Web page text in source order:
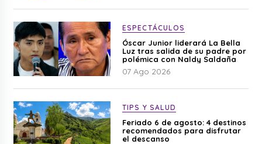
ESPECTÁCULOS
Óscar Junior liderará La Bella
Luz tras salida de su padre por
polémica con Naldy Saldaña
07 Ago 2026
TIPS Y SALUD
Feriado 6 de agosto: 4 destinos
recomendados para disfrutar
el descanso